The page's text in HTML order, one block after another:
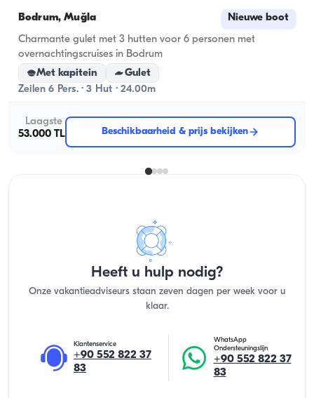
Bodrum, Muğla Nieuwe boot
Charmante gulet met 3 hutten voor 6 personen met
overnachtingscruises in Bodrum
Met kapitein
Gulet
Zeilen 6 Pers. · 3 Hut · 24.00m
Laagste
53.000 TL
Beschikbaarheid & prijs bekijken
Heeft u hulp nodig?
Onze vakantieadviseurs staan zeven dagen per week voor u
klaar.
Klantenservice
+90 552 822 37
83
WhatsApp
Ondersteuningslijn
+90 552 822 37
83